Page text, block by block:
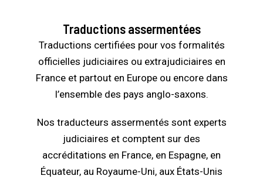
Traductions assermentées
Traductions certifiées pour vos formalités
officielles judiciaires ou extrajudiciaires en
France et partout en Europe ou encore dans
l’ensemble des pays anglo-saxons.
Nos traducteurs assermentés sont experts
judiciaires et comptent sur des
accréditations en France, en Espagne, en
Équateur, au Royaume-Uni, aux États-Unis